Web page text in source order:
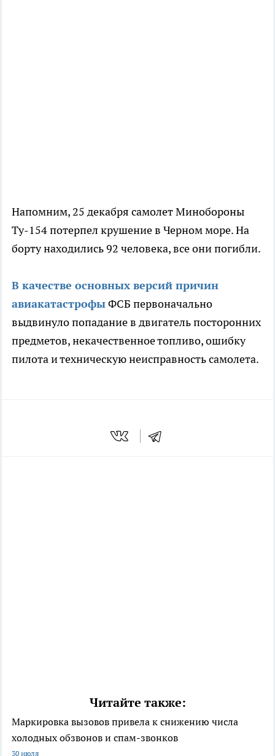
Напомним, 25 декабря самолет Минобороны
Ту-154 потерпел крушение в Черном море. На
борту находились 92 человека, все они погибли.
В качестве основных версий причин
авиакатастрофыФСБ первоначально
выдвинуло попадание в двигатель посторонних
предметов, некачественное топливо, ошибку
пилота и техническую неисправность самолета.
Читайте также:
Маркировка вызовов привела к снижению числа
холодных обзвонов и спам-звонков
30 июля